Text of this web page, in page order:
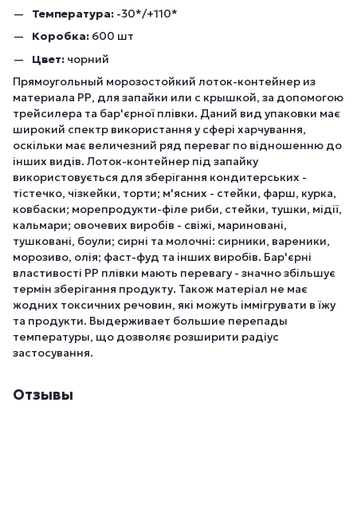
Температура: -30*/+110*
Коробка: 600 шт
Цвет: чорний
Прямоугольный морозостойкий лоток-контейнер из
материала РР, для запайки или с крышкой, за допомогою
трейсилера та бар'єрної плівки. Даний вид упаковки має
широкий спектр використання у сфері харчування,
оскільки має величезний ряд переваг по відношенню до
інших видів. Лоток-контейнер під запайку
використовується для зберігання кондитерських -
тістечко, чізкейки, торти; м'ясних - стейки, фарш, курка,
ковбаски; морепродукти-філе риби, стейки, тушки, мідії,
кальмари; овочевих виробів - свіжі, мариновані,
тушковані, боули; сирні та молочні: сирники, вареники,
морозиво, олія; фаст-фуд та інших виробів. Бар'єрні
властивості РР плівки мають перевагу - значно збільшує
термін зберігання продукту. Також матеріал не має
жодних токсичних речовин, які можуть іммігрувати в їжу
та продукти. Выдерживает большие перепады
температуры, що дозволяє розширити радіус
застосування.
Отзывы